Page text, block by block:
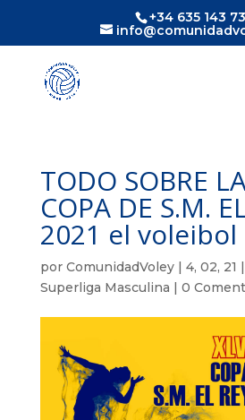
+34 635 143
TODO SOBRE
COPA DE S.M.
2021 el
por ComunidadVoley| 4, 02, 21 |
Superliga Masculina | 0